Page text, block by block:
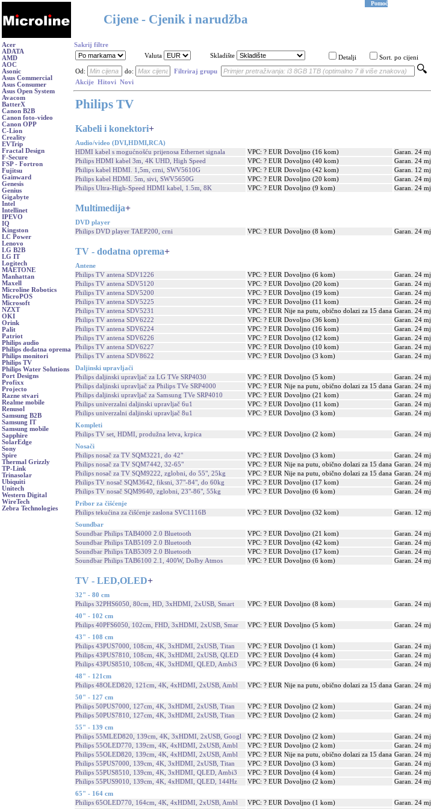
Cijene - Cjenik i narudžba
Pomoć
Acer
ADATA
AMD
AOC
Asonic
Asus Commercial
Asus Consumer
Asus Open System
Avacom
BatterX
Canon B2B
Canon foto-video
Canon OPP
C-Lion
Creality
EVTrip
Fractal Design
F-Secure
FSP - Fortron
Fujitsu
Gainward
Genesis
Genius
Gigabyte
Intel
Intellinet
IPEVO
IQ
Kingston
LC Power
Lenovo
LG B2B
LG IT
Logitech
MAETONE
Manhattan
Maxell
Microline Robotics
MicroPOS
Microsoft
NZXT
OKI
Orink
Palit
Patriot
Philips audio
Philips dodatna oprema
Philips monitori
Philips TV
Philips Water Solutions
Port Designs
Profixx
Projecto
Razne stvari
Realme mobile
Renusol
Samsung B2B
Samsung IT
Samsung mobile
Sapphire
SolarEdge
Sony
Spire
Thermal Grizzly
TP-Link
Trinasolar
Ubiquiti
Unitech
Western Digital
WireTech
Zebra Technologies
Sakrij filtre
Valuta
Skladište Detalji Sort. po cijeni
Od: do:
Filtriraj grupu
Akcije Hitovi Novi
Philips TV
Kabeli i konektori+
Audio/video (DVI,HDMI,RCA)
HDMI kabel s mogućnošću prijenosa Ethernet signala
VPC: ? EUR Dovoljno (16 kom)
Garan. 24 mj.
Philips HDMI kabel 3m, 4K UHD, High Speed
VPC: ? EUR Dovoljno (40 kom)
Garan. 24 mj.
Philips kabel HDMI. 1,5m, crni, SWV5610G
VPC: ? EUR Dovoljno (42 kom)
Garan. 12 mj.
Philips kabel HDMI. 5m, sivi, SWV5650G
VPC: ? EUR Dovoljno (20 kom)
Garan. 24 mj.
Philips Ultra-High-Speed HDMI kabel, 1.5m, 8K
VPC: ? EUR Dovoljno (9 kom) Garan. 24 mj.
Multimedija+
DVD player
Philips DVD player TAEP200, crni
VPC: ? EUR Dovoljno (8 kom) Garan. 24 mj.
TV - dodatna oprema+
Antene
Philips TV antena SDV1226
VPC: ? EUR Dovoljno (6 kom)
Garan. 24 mj.
Philips TV antena SDV5120
VPC: ? EUR Dovoljno (20 kom)
Garan. 24 mj.
Philips TV antena SDV5200
VPC: ? EUR Dovoljno (19 kom)
Garan. 24 mj.
Philips TV antena SDV5225
VPC: ? EUR Dovoljno (11 kom)
Garan. 24 mj.
Philips TV antena SDV5231
VPC: ? EUR Nije na putu, obično dolazi za 15 dana Garan. 24 mj.
Philips TV antena SDV6222
VPC: ? EUR Dovoljno (36 kom)
Garan. 24 mj.
Philips TV antena SDV6224
VPC: ? EUR Dovoljno (16 kom)
Garan. 24 mj.
Philips TV antena SDV6226
VPC: ? EUR Dovoljno (12 kom)
Garan. 24 mj.
Philips TV antena SDV6227
VPC: ? EUR Dovoljno (10 kom)
Garan. 24 mj.
Philips TV antena SDV8622
VPC: ? EUR Dovoljno (3 kom) Garan. 24 mj.
Daljinski upravljači
Philips daljinski upravljač za LG TVe SRP4030
VPC: ? EUR Dovoljno (5 kom)
Garan. 24 mj.
Philips daljinski upravljač za Philips TVe SRP4000
VPC: ? EUR Nije na putu, obično dolazi za 15 dana Garan. 24 mj.
Philips daljinski upravljač za Samsung TVe SRP4010
VPC: ? EUR Dovoljno (21 kom)
Garan. 24 mj.
Philips univerzalni daljinski upravljač 6u1
VPC: ? EUR Dovoljno (11 kom)
Garan. 24 mj.
Philips univerzalni daljinski upravljač 8u1
VPC: ? EUR Dovoljno (3 kom)
Garan. 24 mj.
Kompleti
Philips TV set, HDMI, produžna letva, krpica
VPC: ? EUR Dovoljno (2 kom)
Garan. 24 mj.
Nosači
Philips nosač za TV SQM3221, do 42"
VPC: ? EUR Dovoljno (3 kom)
Garan. 24 mj.
Philips nosač za TV SQM7442, 32-65"
VPC: ? EUR Nije na putu, obično dolazi za 15 dana Garan. 24 mj.
Philips nosač za TV SQM9222, zglobni, do 55", 25kg
VPC: ? EUR Nije na putu, obično dolazi za 15 dana Garan. 24 mj.
Philips TV nosač SQM3642, fiksni, 37"-84", do 60kg
VPC: ? EUR Dovoljno (17 kom)
Garan. 24 mj.
Philips TV nosač SQM9640, zglobni, 23"-86", 55kg
VPC: ? EUR Dovoljno (6 kom)
Garan. 24 mj.
Pribor za čišćenje
Philips tekućina za čišćenje zaslona SVC1116B
VPC: ? EUR Dovoljno (32 kom)
Garan. 12 mj.
Soundbar
Soundbar Philips TAB4000 2.0 Bluetooth
VPC: ? EUR Dovoljno (21 kom)
Garan. 24 mj.
Soundbar Philips TAB5109 2.0 Bluetooth
VPC: ? EUR Dovoljno (42 kom)
Garan. 24 mj.
Soundbar Philips TAB5309 2.0 Bluetooth
VPC: ? EUR Dovoljno (17 kom) Garan. 24 mj.
Soundbar Philips TAB6100 2.1, 400W, Dolby Atmos
VPC: ? EUR Dovoljno (6 kom) Garan. 24 mj.
TV - LED,OLED+
32" - 80 cm
Philips 32PHS6050, 80cm, HD, 3xHDMI, 2xUSB, Smart
VPC: ? EUR Dovoljno (8 kom)
Garan. 24 mj.
40" - 102 cm
Philips 40PFS6050, 102cm, FHD, 3xHDMI, 2xUSB, Smar
VPC: ? EUR Dovoljno (5 kom)
Garan. 24 mj.
43" - 108 cm
Philips 43PUS7000, 108cm, 4K, 3xHDMI, 2xUSB, Titan
VPC: ? EUR Dovoljno (1 kom)
Garan. 24 mj.
Philips 43PUS7810, 108cm, 4K, 3xHDMI, 2xUSB, QLED
VPC: ? EUR Dovoljno (4 kom)
Garan. 24 mj.
Philips 43PUS8510, 108cm, 4K, 3xHDMI, QLED, Ambi3
VPC: ? EUR Dovoljno (6 kom) Garan. 24 mj.
48" - 121cm
Philips 48OLED820, 121cm, 4K, 4xHDMI, 2xUSB, Ambl
VPC: ? EUR Nije na putu, obično dolazi za 15 dana Garan. 24 mj.
50" - 127 cm
Philips 50PUS7000, 127cm, 4K, 3xHDMI, 2xUSB, Titan
VPC: ? EUR Dovoljno (2 kom)
Garan. 24 mj.
Philips 50PUS7810, 127cm, 4K, 3xHDMI, 2xUSB, Titan
VPC: ? EUR Dovoljno (2 kom)
Garan. 24 mj.
55" - 139 cm
Philips 55MLED820, 139cm, 4K, 3xHDMI, 2xUSB, Googl
VPC: ? EUR Dovoljno (2 kom)
Garan. 24 mj.
Philips 55OLED770, 139cm, 4K, 4xHDMI, 2xUSB, Ambl
VPC: ? EUR Dovoljno (2 kom)
Garan. 24 mj.
Philips 55OLED820, 139cm, 4K, 4xHDMI, 2xUSB, Ambl
VPC: ? EUR Nije na putu, obično dolazi za 15 dana Garan. 24 mj.
Philips 55PUS7000, 139cm, 4K, 3xHDMI, 2xUSB, Titan
VPC: ? EUR Dovoljno (3 kom)
Garan. 24 mj.
Philips 55PUS8510, 139cm, 4K, 3xHDMI, QLED, Ambi3
VPC: ? EUR Dovoljno (4 kom)
Garan. 24 mj.
Philips 55PUS9010, 139cm, 4K, 4xHDMI, QLED, 144Hz
VPC: ? EUR Dovoljno (2 kom)
Garan. 24 mj.
65" - 164 cm
Philips 65OLED770, 164cm, 4K, 4xHDMI, 2xUSB, Ambl
VPC: ? EUR Dovoljno (1 kom)
Garan. 24 mj.